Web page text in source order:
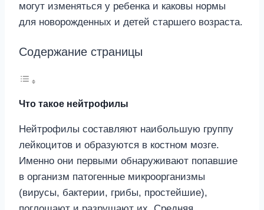
могут изменяться у ребенка и каковы нормы
для новорожденных и детей старшего возраста.
Содержание страницы
Что такое нейтрофилы
Нейтрофилы составляют наибольшую группу
лейкоцитов и образуются в костном мозге.
Именно они первыми обнаруживают попавшие
в организм патогенные микроорганизмы
(вирусы, бактерии, грибы, простейшие),